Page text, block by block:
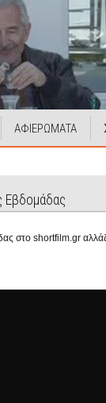
ΑΦΙΕΡΩΜΑΤΑ
Εβδομάδας
στο shortfilm.gr